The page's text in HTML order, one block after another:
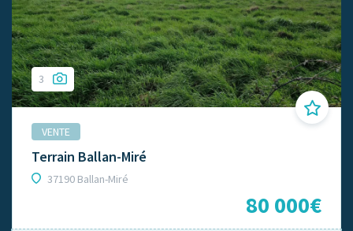
3
VENTE
Terrain Ballan-Miré
37190 Ballan-Miré
80 000€